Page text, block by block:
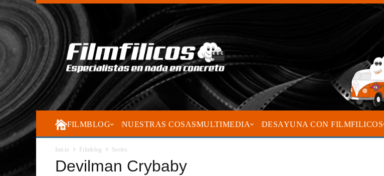
FILMBLOG NUESTRAS COSASMULTIMEDIA DESAYUNA CON FILMFILICOS
Inicio Filmblog Series
Devilman Crybaby